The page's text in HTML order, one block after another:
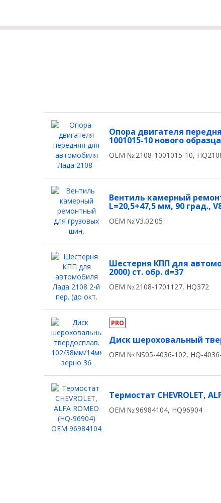
Опора двигателя
1001015-10 нового образца
OEM №:2108-1001015-10,
Вентиль камерный
L=20,5+47,5 мм, 90 град.,
OEM №:V3.02.05
Шестерня КПП для
2000) ст. обр. d=37
OEM №:2108-1701127, HQ372
PRO
Диск шероховальный
OEM №:NS05-4036-102, HQ-
Термостат CHEVROLET,
OEM №:96984104, HQ96904